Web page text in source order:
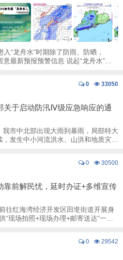
“龙舟水”时期除了防雨、防晒，
最新预报预警信息 说起“龙舟水”老
0 33050
关于启动防汛Ⅳ级应急响应的通
市中北部出现大雨到暴雨，局部特大
发生中小河流洪水、山洪和地质灾
0 30500
靠前解民忧，延时办证+多维宣传
往红海湾经济开发区田墘街道开展身
现场拍照+现场办理+邮寄送达”一站
0 29542